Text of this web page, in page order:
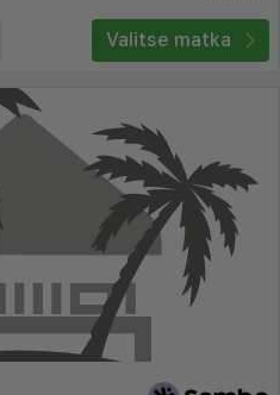
Valitse matka